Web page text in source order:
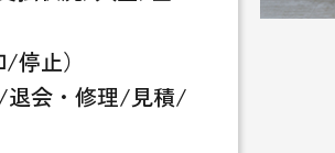
止）
会・修理/見積/